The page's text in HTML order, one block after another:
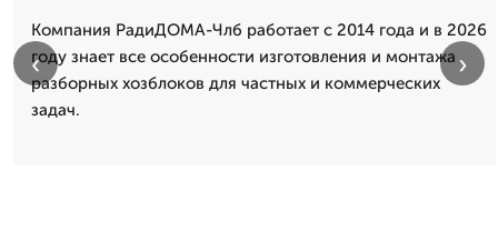
Компания РадиДОМА-Члб работает с 2014 года и в 2026
году знает все особенности изготовления и монтажа
разборных хозблоков для частных и коммерческих
задач.
‹ ›